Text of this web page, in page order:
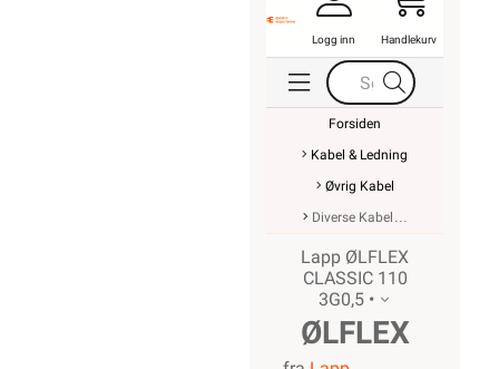
Logg inn Handlekurv
Forsiden
Kabel & Ledning
Øvrig Kabel
Diverse Kabel
Lapp ØLFLEX
CLASSIC 110
3G0,5 •
ØLFLEX